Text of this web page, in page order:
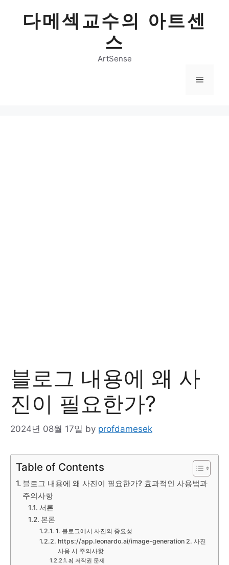
다메섹교수의 아트센
스
ArtSense
Menu
블로그 내용에 왜 사
진이 필요한가?
2024년 08월 17일 by profdamesek
Table of Contents
블로그 내용에 왜 사진이 필요한가? 효과적인 사용법과
주의사항
서론
본론
1. 블로그에서 사진의 중요성
https://app.leonardo.ai/image-generation 2. 사진
사용 시 주의사항
a) 저작권 문제